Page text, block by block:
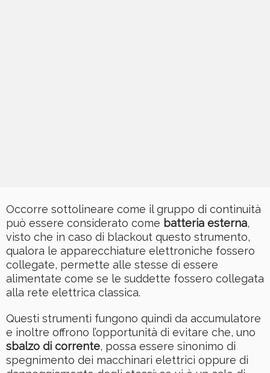
Occorre sottolineare come il gruppo di continuità
può essere considerato come batteria esterna,
visto che in caso di blackout questo strumento,
qualora le apparecchiature elettroniche fossero
collegate, permette alle stesse di essere
alimentate come se le suddette fossero collegata
alla rete elettrica classica.
Questi strumenti fungono quindi da accumulatore
e inoltre offrono l’opportunità di evitare che, uno
sbalzo di corrente, possa essere sinonimo di
spegnimento dei macchinari elettrici oppure di